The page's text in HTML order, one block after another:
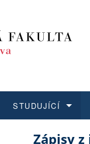
STUDUJÍCÍ
Zápisy